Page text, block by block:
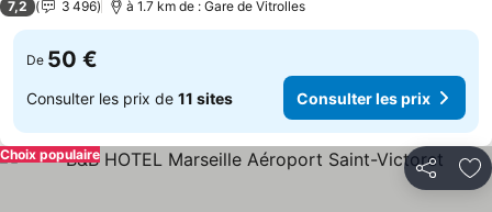
7,2 3 496 à 1.7 km de : Gare de Vitrolles
De 50 €
Consulter les prix de 11 sites Consulter les prix
Partager
Choix populaire